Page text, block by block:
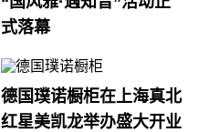
式落幕
德国璞诺橱柜在上海真北
红星美凯龙举办盛大开业